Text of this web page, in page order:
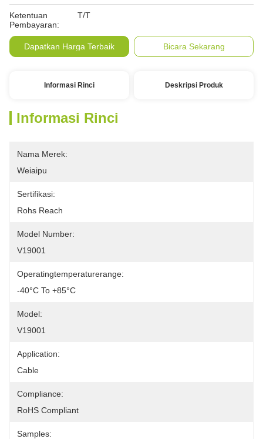
Ketentuan
Pembayaran:
T/T
Dapatkan Harga Terbaik Bicara Sekarang
Informasi Rinci Deskripsi Produk
Informasi Rinci
Nama Merek:
Weiaipu
Sertifikasi:
Rohs Reach
Model Number:
V19001
Operatingtemperaturerange:
-40°C To +85°C
Model:
V19001
Application:
Cable
Compliance:
RoHS Compliant
Samples: